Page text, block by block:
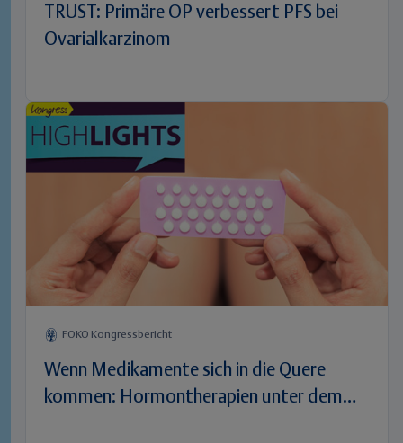
TRUST: Primäre OP verbessert PFS bei
Ovarialkarzinom
FOKO Kongressbericht
Wenn Medikamente sich in die Quere
kommen: Hormontherapien unter dem